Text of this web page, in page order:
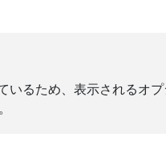
るため、表示されるオプ